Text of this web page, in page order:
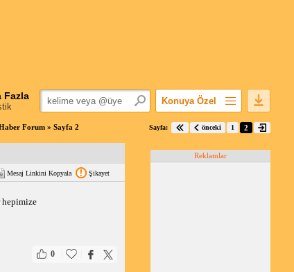
Fazla Konuya Özel
Favorilerime Ekle
Popüler Mesajlar
Forum » Sayfa 2 Sayfa: önceki 1 2
Mesaj Linkini Kopyala Şikayet
hepimize
0
Reklamlar